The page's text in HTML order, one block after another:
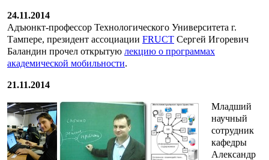
24.11.2014
Адъюнкт-профессор Технологического Университета г.
Тампере, президент ассоциации FRUCT Сергей Игоревич
Баландин прочел открытую лекцию о программах
академической мобильности.
21.11.2014
Младший
научный
сотрудник
кафедры
Александр